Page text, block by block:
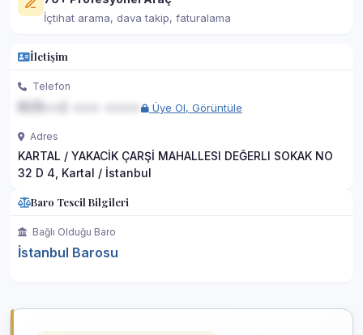
İçtihat arama, dava takip, faturalama
İletişim
Telefon
Üye Ol, Görüntüle
Adres
KARTAL / YAKACİK ÇARŞİ MAHALLESI DEĞERLI SOKAK NO
32 D 4, Kartal / İstanbul
Baro Tescil Bilgileri
Bağlı Olduğu Baro
İstanbul Barosu